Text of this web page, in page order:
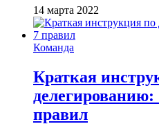
14 марта 2022
Команда
Краткая
делегированию:
правил